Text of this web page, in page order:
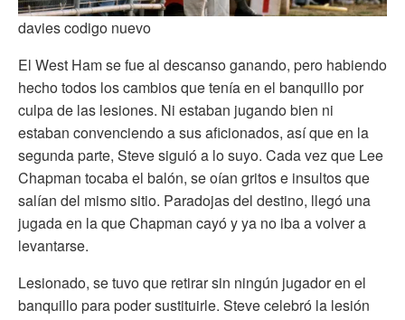
davies codigo nuevo
El West Ham se fue al descanso ganando, pero habiendo
hecho todos los cambios que tenía en el banquillo por
culpa de las lesiones. Ni estaban jugando bien ni
estaban convenciendo a sus aficionados, así que en la
segunda parte, Steve siguió a lo suyo. Cada vez que Lee
Chapman tocaba el balón, se oían gritos e insultos que
salían del mismo sitio. Paradojas del destino, llegó una
jugada en la que Chapman cayó y ya no iba a volver a
levantarse.
Lesionado, se tuvo que retirar sin ningún jugador en el
banquillo para poder sustituirle. Steve celebró la lesión